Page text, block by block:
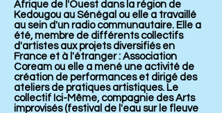
Afrique de l'Ouest dans la région de
Kedougou au Sénégal ou elle a travaillé
au sein d'un radio communautaire. Elle a
été, membre de différents collectifs
d'artistes aux projets diversifiés en
France et à l'étranger : Association
Coream ou elle a mené une activité de
création de performances et dirigé des
ateliers de pratiques artistiques. Le
collectif Ici-Même, compagnie des Arts
improvisés (festival de l'eau sur le fleuve